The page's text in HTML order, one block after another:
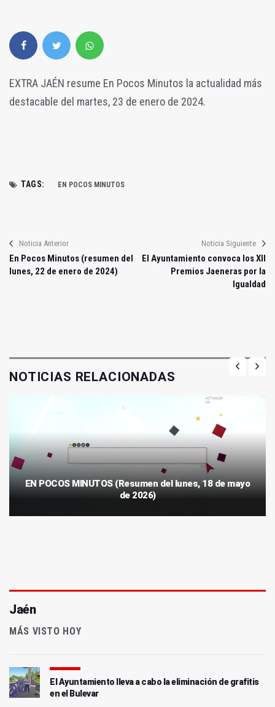
EXTRA JAÉN resume En Pocos Minutos la actualidad más
destacable del martes, 23 de enero de 2024.
TAGS: EN POCOS MINUTOS
Noticia Anterior
En Pocos Minutos (resumen del
lunes, 22 de enero de 2024)
Noticia Siguiente
El Ayuntamiento convoca los XII
Premios Jaeneras por la
Igualdad
NOTICIAS RELACIONADAS
EN POCOS MINUTOS (Resumen del lunes, 18 de mayo
de 2026)
Jaén
MÁS VISTO HOY
El Ayuntamiento lleva a cabo la eliminación de grafitis
en el Bulevar